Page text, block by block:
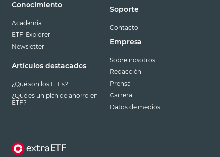
Conocimiento
Academia
ETF-Explorer
Newsletter
Artículos destacados
¿Qué son los ETFs?
¿Qué es un plan de ahorro en
ETF?
Soporte
Contacto
Empresa
Sobre nosotros
Redacción
Prensa
Carrera
Datos de medios